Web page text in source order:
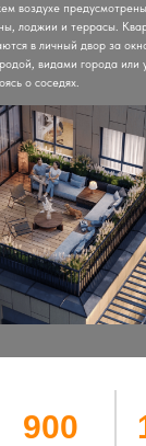
воздухе
лоджии и террасы.
в личный двор за
видами города или
о соседях.
900